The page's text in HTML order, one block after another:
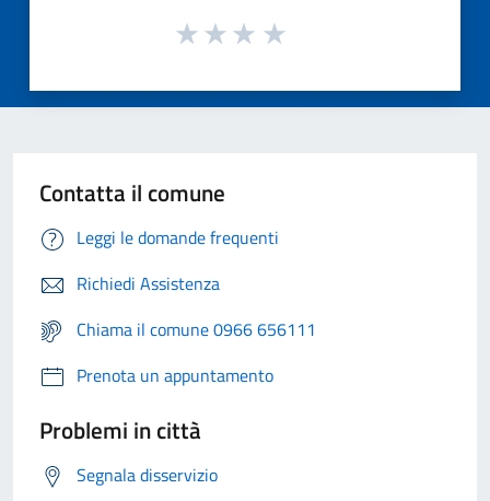
Contatta il comune
Leggi le domande frequenti
Richiedi Assistenza
Chiama il comune 0966 656111
Prenota un appuntamento
Problemi in città
Segnala disservizio